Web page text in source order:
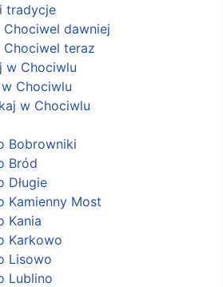
tradycje
Chociwel dawniej
Chociwel teraz
w Chociwlu
Chociwlu
w Chociwlu
Bobrowniki
Bród
Długie
Kamienny Most
Kania
Karkowo
Lisowo
Lublino